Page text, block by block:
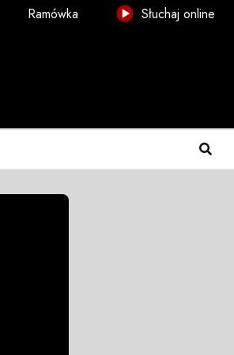
Ramówka Słuchaj online